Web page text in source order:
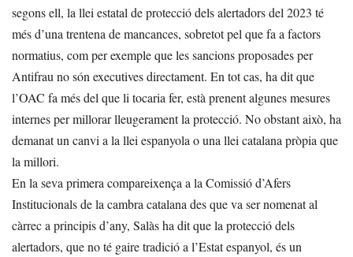
segons ell, la llei estatal de protecció dels alertadors del 2023 té
més d’una trentena de mancances, sobretot pel que fa a factors
normatius, com per exemple que les sancions proposades per
Antifrau no són executives directament. En tot cas, ha dit que
l’OAC fa més del que li tocaria fer, està prenent algunes mesures
internes per millorar lleugerament la protecció. No obstant això, ha
demanat un canvi a la llei espanyola o una llei catalana pròpia que
la millori.
En la seva primera compareixença a la Comissió d’Afers
Institucionals de la cambra catalana des que va ser nomenat al
càrrec a principis d’any, Salàs ha dit que la protecció dels
alertadors, que no té gaire tradició a l’Estat espanyol, és un